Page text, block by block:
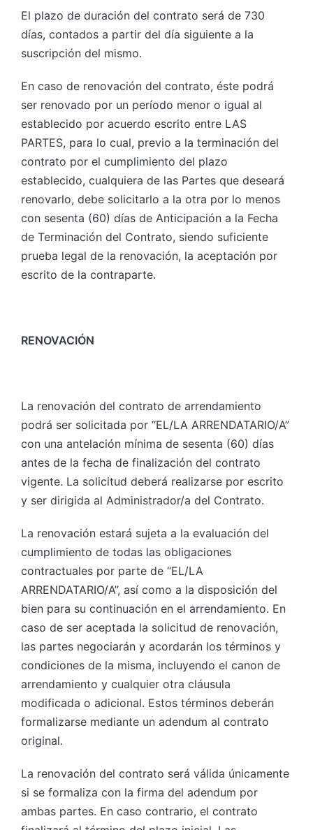
El plazo de duración del contrato será de 730
días, contados a partir del día siguiente a la
suscripción del mismo.
En caso de renovación del contrato, éste podrá
ser renovado por un período menor o igual al
establecido por acuerdo escrito entre LAS
PARTES, para lo cual, previo a la terminación del
contrato por el cumplimiento del plazo
establecido, cualquiera de las Partes que deseará
renovarlo, debe solicitarlo a la otra por lo menos
con sesenta (60) días de Anticipación a la Fecha
de Terminación del Contrato, siendo suficiente
prueba legal de la renovación, la aceptación por
escrito de la contraparte.
RENOVACIÓN
La renovación del contrato de arrendamiento
podrá ser solicitada por “EL/LA ARRENDATARIO/A”
con una antelación mínima de sesenta (60) días
antes de la fecha de finalización del contrato
vigente. La solicitud deberá realizarse por escrito
y ser dirigida al Administrador/a del Contrato.
La renovación estará sujeta a la evaluación del
cumplimiento de todas las obligaciones
contractuales por parte de “EL/LA
ARRENDATARIO/A”, así como a la disposición del
bien para su continuación en el arrendamiento. En
caso de ser aceptada la solicitud de renovación,
las partes negociarán y acordarán los términos y
condiciones de la misma, incluyendo el canon de
arrendamiento y cualquier otra cláusula
modificada o adicional. Estos términos deberán
formalizarse mediante un adendum al contrato
original.
La renovación del contrato será válida únicamente
si se formaliza con la firma del adendum por
ambas partes. En caso contrario, el contrato